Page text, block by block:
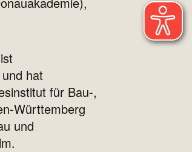
hat
für Bau-,
Württemberg
und